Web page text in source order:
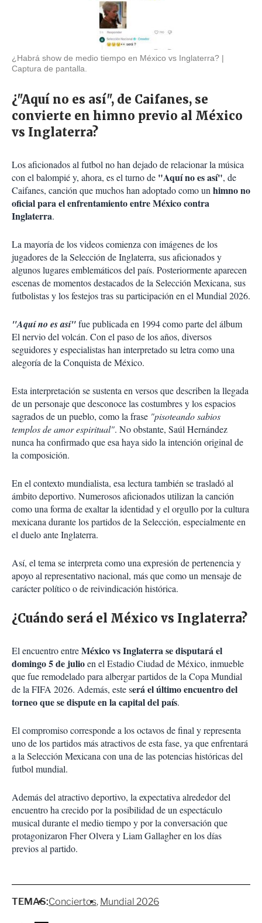
¿Habrá show de medio tiempo en México vs Inglaterra?
Captura de pantalla.
¿"Aquí no es así", de Caifanes, se
convierte en himno previo al México
vs Inglaterra?
Los aficionados al futbol no han dejado de relacionar la música
con el balompié y, ahora, es el turno de "Aquí no es así", de
Caifanes, canción que muchos han adoptado como unhimno no
oficial para el enfrentamiento entre México contra
Inglaterra.
La mayoría de los videos comienza con imágenes de los
jugadores de la Selección de Inglaterra, sus aficionados y
algunos lugares emblemáticos del país. Posteriormente aparecen
escenas de momentos destacados de la Selección Mexicana, sus
futbolistas y los festejos tras su participación en el Mundial 2026.
"Aquí no es así"fue publicada en 1994 como parte del álbum
El nervio del volcán. Con el paso de los años, diversos
seguidores y especialistas han interpretado su letra como una
alegoría de la Conquista de México.
Esta interpretación se sustenta en versos que describen la llegada
de un personaje que desconoce las costumbres y los espacios
sagrados de un pueblo, como la frase "pisoteando sabios
templos de amor espiritual". No obstante, Saúl Hernández
nunca ha confirmado que esa haya sido la intención original de
la composición.
En el contexto mundialista, esa lectura también se trasladó al
ámbito deportivo. Numerosos aficionados utilizan la canción
como una forma de exaltar la identidad y el orgullo por la cultura
mexicana durante los partidos de la Selección, especialmente en
el duelo ante Inglaterra.
Así, el tema se interpreta como una expresión de pertenencia y
apoyo al representativo nacional, más que como un mensaje de
carácter político o de reivindicación histórica.
¿Cuándo será el México vs Inglaterra?
El encuentro entreMéxico vs Inglaterra se disputará el
domingo 5 de julioen el Estadio Ciudad de México, inmueble
que fue remodelado para albergar partidos de la Copa Mundial
de la FIFA 2026. Además, este será el último encuentro del
torneo que se dispute en la capital del país.
El compromiso corresponde a los octavos de final y representa
uno de los partidos más atractivos de esta fase, ya que enfrentará
a la Selección Mexicana con una de las potencias históricas del
futbol mundial.
Además del atractivo deportivo, la expectativa alrededor del
encuentro ha crecido por la posibilidad de un espectáculo
musical durante el medio tiempo y por la conversación que
protagonizaron Fher Olvera y Liam Gallagher en los días
previos al partido.
TEMAS:Conciertos Mundial 2026